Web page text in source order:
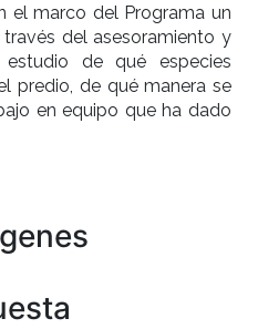
el marco del Programa un
del asesoramiento y
de qué especies
predio, de qué manera se
en equipo que ha dado